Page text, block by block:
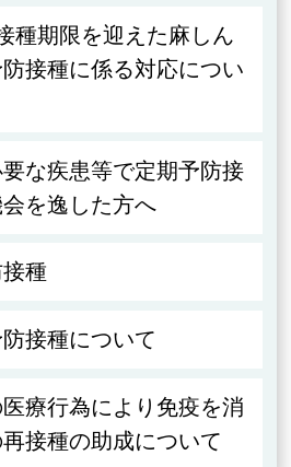
種期限を迎えた麻しん
接種に係る対応につい
な疾患等で定期予防接
を逸した方へ
種
接種について
療行為により免疫を消
接種の助成について